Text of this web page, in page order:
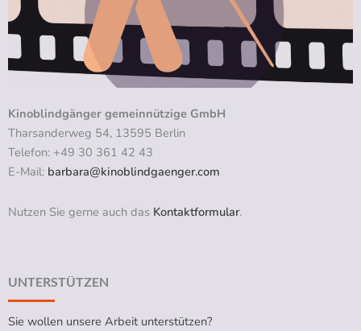
Kinoblindgänger gemeinnützige GmbH
Tharsanderweg 54, 13595 Berlin
Telefon: +49 30 361 42 43
E-Mail: barbara@kinoblindgaenger.com
Nutzen Sie gerne auch das Kontaktformular.
UNTERSTÜTZEN
Sie wollen unsere Arbeit unterstützen?